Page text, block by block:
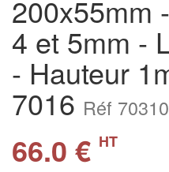
200x55mm
4 et 5mm -
- Hauteur
7016 Réf 70310
66.0 € HT